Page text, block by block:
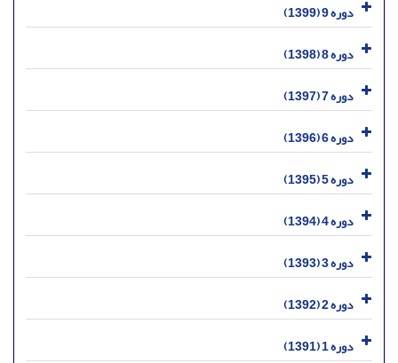
دوره 9 (1399)
دوره 8 (1398)
دوره 7 (1397)
دوره 6 (1396)
دوره 5 (1395)
دوره 4 (1394)
دوره 3 (1393)
دوره 2 (1392)
دوره 1 (1391)